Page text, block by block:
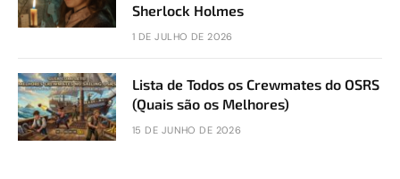
Sherlock Holmes
1 DE JULHO DE 2026
Lista de Todos os Crewmates do OSRS
(Quais são os Melhores)
15 DE JUNHO DE 2026